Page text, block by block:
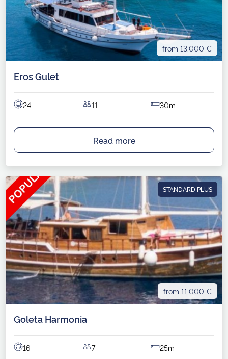
from 13.000 €
Eros Gulet
24 11 30m
Read more
STANDARD PLUS
from 11.000 €
Goleta Harmonia
16 7 25m